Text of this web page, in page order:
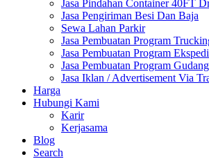
Jasa Pindahan Container 40FT
Jasa Pengiriman Besi Dan Baja
Sewa Lahan Parkir
Jasa Pembuatan Program
Jasa Pembuatan Program
Jasa Pembuatan Program Gudang
Jasa Iklan / Advertisement Via
Harga
Hubungi Kami
Karir
Kerjasama
Blog
Search